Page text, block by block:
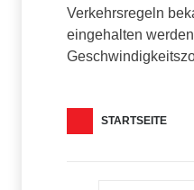
Verkehrsregeln
eingehalten
STARTSEITE